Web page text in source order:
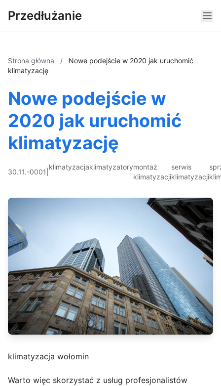
Przedłużanie
Strona główna /
Nowe podejście w 2020 jak uruchomić
klimatyzację
Nowe podejście w
2020 jak uruchomić
klimatyzację
30.11.-0001
klimatyzacjaklimatyzatorymontaż
klimatyzacji
serwis
klimatyzacji
klimatyzacja wołomin
Warto więc skorzystać z usług profesjonalistów